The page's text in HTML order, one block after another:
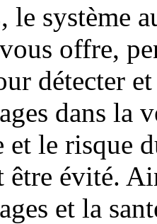
le système
offre,
détecter
dans la
le risque
être évité.
et la